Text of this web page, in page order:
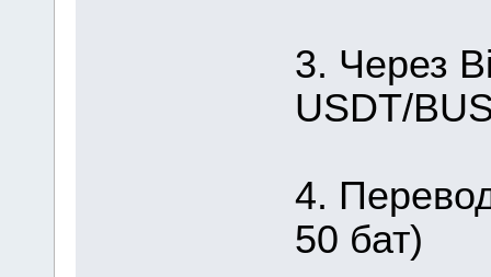
3. Через
USDT/
4.
50 бат)